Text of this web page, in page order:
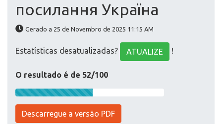
посилання Україна
Gerado a 25 de Novembro de 2025 11:15 AM
Estatísticas desatualizadas? ATUALIZE !
O resultado é de 52/100
Descarregue a versão PDF